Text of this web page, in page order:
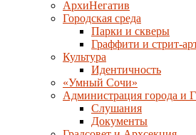
АрхиНегатив
Городская среда
Парки и скверы
Граффити и стрит-
Культура
Идентичность
«Умный Сочи»
Администрация города и
Слушания
Документы